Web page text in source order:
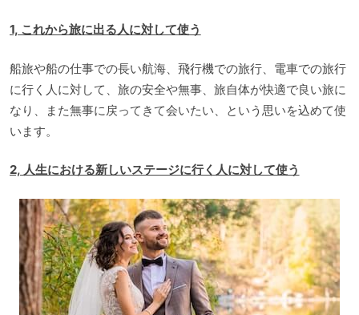
1, これから旅に出る人に対して使う
船旅や船の仕事での長い航海、飛行機での旅行、電車での旅行
に行く人に対して、旅の安全や無事、旅自体が快適で良い旅に
なり、また無事に戻ってきて会いたい、という思いを込めて使
います。
2, 人生における新しいステージに行く人に対して使う